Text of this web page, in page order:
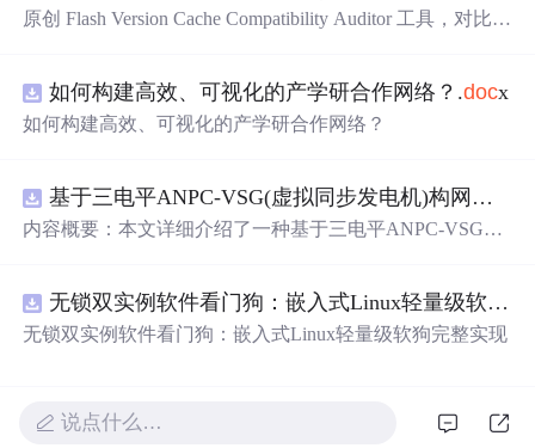
压缩包包含完整源码、3 项自动化测试、可复现合成示
原创与授权声明。运行时零第三方依赖，不包含热点产品
或开源项目源码、Logo、官方截图、论文、生产日志或其
他受限素材。
原创 Flash Version Cache Compatibility Auditor 工具，对比两
复现合成示例、离线 HTML/JSON/SVG报告、1080×720
真实运行效果图、README、运行说明、功能清单、MIT
日志或其他受限素材。
如何构建高效、可视化的产学研合作网络？.docx
如何构建高效、可视化的产学研合作网络？
基于三电平ANPC-VSG(虚拟同步发电机)构网型逆变器控制+双闭环+中点电位平衡控制
内容概要：本文详细介绍了一种基于三电平ANPC-VSG
能系统并网的Simulink仿真模型。该模型为未发表的原创研
究成果，涵盖了逆变器在并网过程中的动态响应、稳定性
现了该系统在复杂电网环境下的适应性与先进性。; 适合人
无锁双实例软件看门狗：嵌入式Linux轻量级软狗完整实现
无锁双实例软件看门狗：嵌入式Linux轻量级软狗完整实现
说点什么…